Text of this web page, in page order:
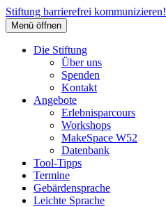
Stiftung barrierefrei kommunizieren!
Menü öffnen
Die Stiftung
Über uns
Spenden
Kontakt
Angebote
Erlebnisparcours
Workshops
MakeSpace W52
Datenbank
Tool-Tipps
Termine
Gebärdensprache
Leichte Sprache